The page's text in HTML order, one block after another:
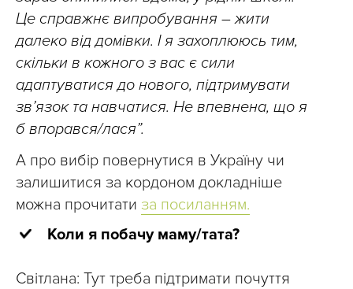
Це справжнє випробування – жити
далеко від домівки. І я захоплююсь тим,
скільки в кожного з вас є сили
адаптуватися до нового, підтримувати
зв’язок та навчатися. Не впевнена, що я
б впорався/лася”.
А про вибір повернутися в Україну чи
залишитися за кордоном докладніше
можна прочитати за посиланням.
Коли я побачу маму/тата?
Світлана: Тут треба підтримати почуття